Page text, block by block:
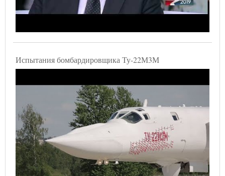
Испытания бомбардировщика Ту-22М3М